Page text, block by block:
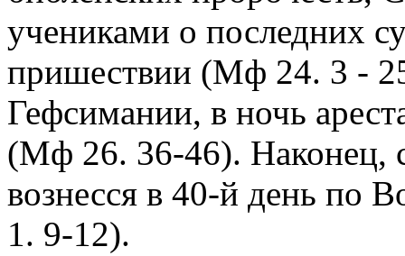
учениками о последних
пришествии (Мф 24. 3 -
Гефсимании, в ночь
(Мф 26. 36-46). Наконец,
вознесся в 40-й день по
1. 9-12).